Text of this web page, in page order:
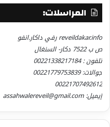
المراسلات:
reveildakar.info رفي داكار.انفو
ص ب 7522 دكار- السنغال
تلفون : 00221338217184
جوالات: 00221779753839
00221707492612
إيميل: assahwalereveil@gmail.com